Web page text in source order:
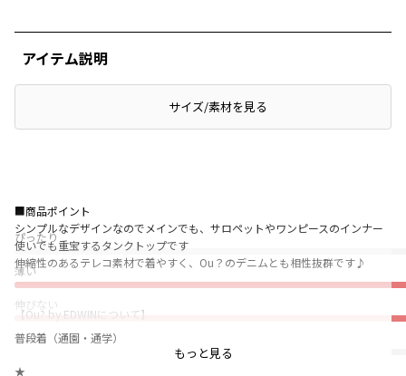
ぴったり
薄い
伸びない
普段着（通園・通学）
★
アイテム説明
サイズ/素材を見る
■商品ポイント
シンプルなデザインなのでメインでも、サロペットやワンピースのインナー
使いでも重宝するタンクトップです
伸縮性のあるテレコ素材で着やすく、Ou？のデニムとも相性抜群です♪
【Ou? by EDWINについて】
Sing with Denim.
0.5秒ですきになるキッズデニム
もっと見る